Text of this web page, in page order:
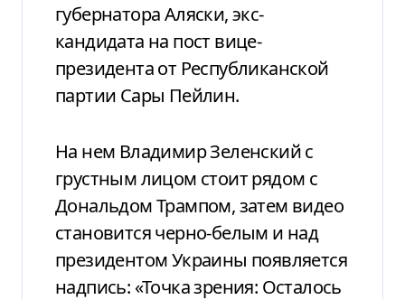
губернатора Аляски, экс-
кандидата на пост вице-
президента от Республиканской
партии Сары Пейлин.
На нем Владимир Зеленский с
грустным лицом стоит рядом с
Дональдом Трампом, затем видео
становится черно-белым и над
президентом Украины появляется
надпись: «Точка зрения: Осталось